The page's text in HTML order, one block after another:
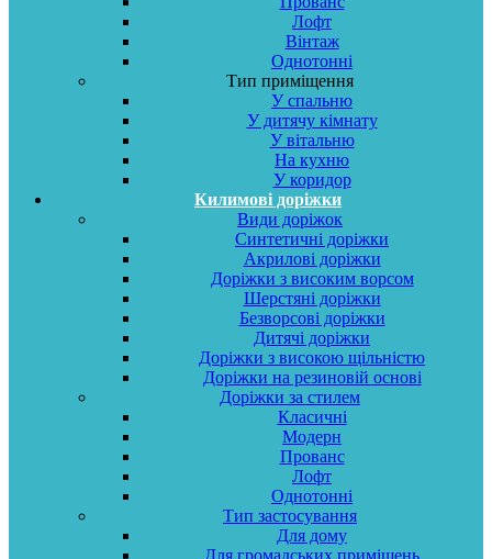
Лофт
Вінтаж
Однотонні
Тип приміщення
У спальню
У дитячу кімнату
У вітальню
На кухню
У коридор
Килимові доріжки
Види доріжок
Синтетичні доріжки
Акрилові доріжки
Доріжки з високим ворсом
Шерстяні доріжки
Безворсові доріжки
Дитячі доріжки
Доріжки з високою щільністю
Доріжки на резиновій основі
Доріжки за стилем
Класичні
Модерн
Прованс
Лофт
Однотонні
Тип застосування
Для дому
Для громадських приміщень